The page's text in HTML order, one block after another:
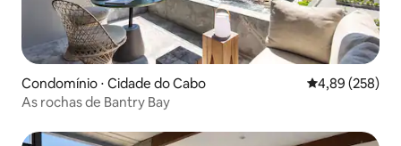
Condomínio ⋅ Cidade do Cabo 4,89 de uma
4,89 (258)
As rochas de Bantry Bay